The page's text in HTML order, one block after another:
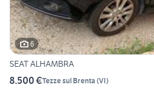
6
SEAT ALHAMBRA
8.500 €Tezze sul Brenta (VI)